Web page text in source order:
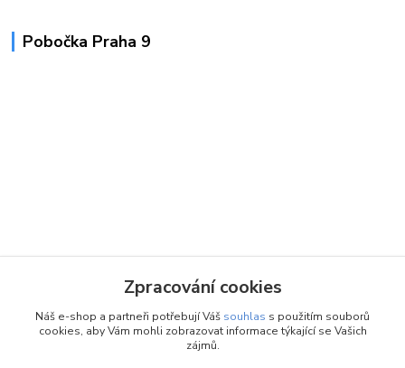
Pobočka Praha 9
Zpracování cookies
Náš e-shop a partneři potřebují Váš souhlas s použitím souborů
cookies, aby Vám mohli zobrazovat informace týkající se Vašich
zájmů.